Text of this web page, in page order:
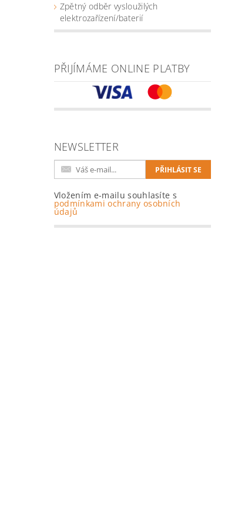
Zpětný odběr vysloužilých
elektrozařízení/baterií
PŘIJÍMÁME ONLINE PLATBY
NEWSLETTER
Vložením e-mailu souhlasíte s
podmínkami ochrany osobních
údajů